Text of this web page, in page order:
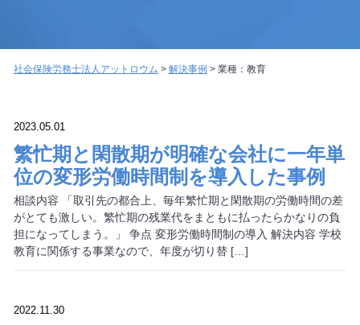
社会保険労務士法人アットロウム > 解決事例 > 業種：教育
2023.05.01
繁忙期と閑散期が明確な会社に一年単
位の変形労働時間制を導入した事例
相談内容 「取引先の都合上、毎年繁忙期と閑散期の労働時間の差
がとても激しい。繁忙期の残業代をまともに払ったらかなりの負
担になってしまう。」 争点 変形労働時間制の導入 解決内容 学校
教育に関係する事業なので、年度が切り替 […]
2022.11.30